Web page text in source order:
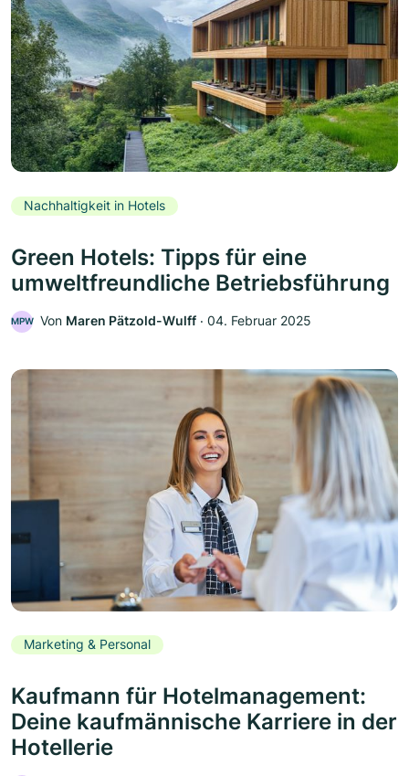
Nachhaltigkeit in Hotels
Green Hotels: Tipps für eine
umweltfreundliche Betriebsführung
MPW Von Maren Pätzold-Wulff ‧ 04. Februar 2025
Marketing & Personal
Kaufmann für Hotelmanagement:
Deine kaufmännische Karriere in der
Hotellerie